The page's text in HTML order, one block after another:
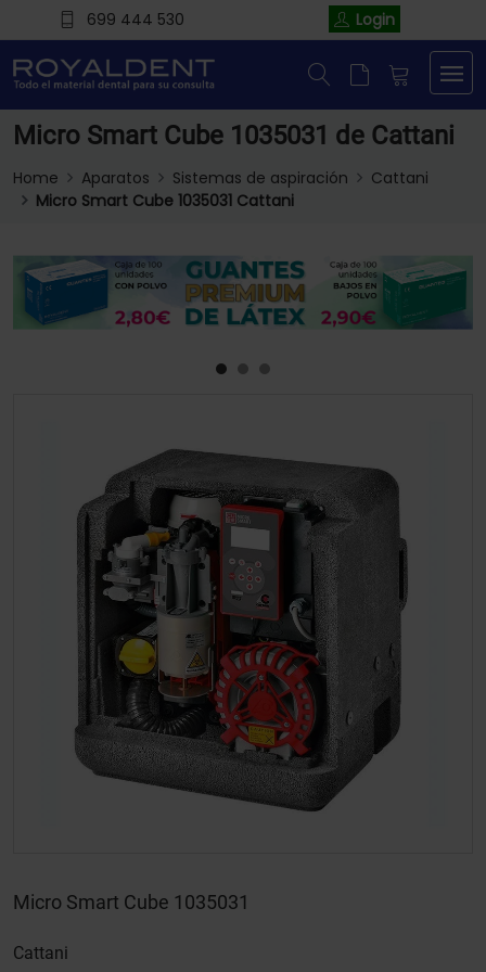
699 444 530 Login
Micro Smart Cube 1035031 de Cattani
Home Aparatos Sistemas de aspiración
Cattani
Micro Smart Cube 1035031 Cattani
Micro Smart Cube 1035031
Cattani